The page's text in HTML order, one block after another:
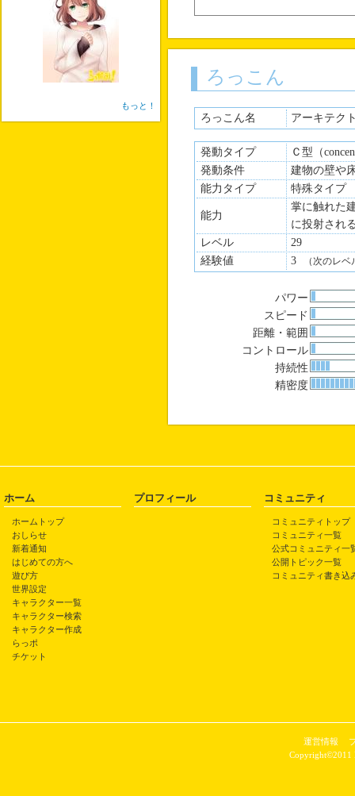
ろっこん
ろっこん名 アーキテク
発動タイプ
Ｃ型（
発動条件
建物の壁や
能力タイプ
特殊タイプ
能力
掌に触れた
に投射され
レベル
29
経験値
3 （次のレ
パワー
スピード
距離・範囲
コントロール
持続性
精密度
もっと！
ホーム
ホームトップ
おしらせ
新着通知
はじめての方へ
遊び方
世界設定
キャラクター一覧
キャラクター検索
キャラクター作成
らっポ
チケット
プロフィール コミュニティ
コミュニティトップ
コミュニティ一覧
公式コミュニティ一
公開トピック一覧
コミュニティ書き込
運営情報
Copyright©2011